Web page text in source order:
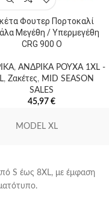
Φουτερ Πορτοκαλί
Μεγέθη / Υπερμεγέθη
CRG 900 O
, ΑΝΔΡΙΚΑ ΡΟΥΧΑ 1XL -
, Ζακέτες, MID SEASON
SALES
45,97 €
MODEL XL
S έως 8XL, με έμφαση